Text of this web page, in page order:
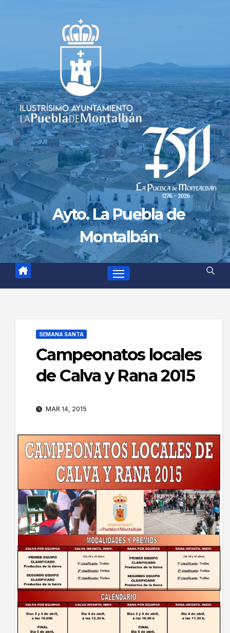
Ayto. La Puebla de
Montalbán
SEMANA SANTA
Campeonatos locales
de Calva y Rana 2015
MAR 14, 2015